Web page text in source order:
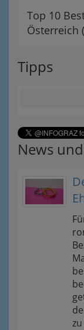
Top 10
Österreich
Tipps
News